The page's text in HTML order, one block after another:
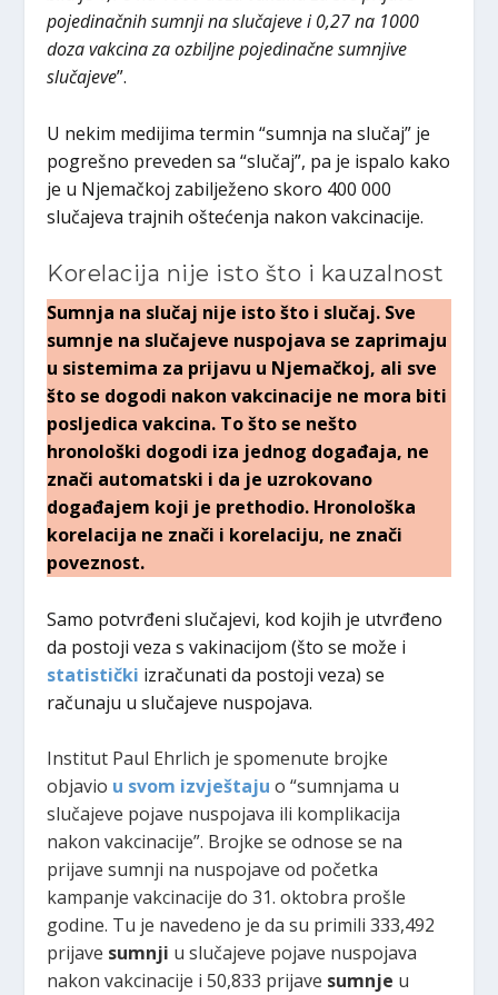
pojedinačnih sumnji na slučajeve i 0,27 na 1000
doza vakcina za ozbiljne pojedinačne sumnjive
slučajeve”.
U nekim medijima termin “sumnja na slučaj” je
pogrešno preveden sa “slučaj”, pa je ispalo kako
je u Njemačkoj zabilježeno skoro 400 000
slučajeva trajnih oštećenja nakon vakcinacije.
Korelacija nije isto što i kauzalnost
Sumnja na slučaj nije isto što i slučaj. Sve
sumnje na slučajeve nuspojava se zaprimaju
u sistemima za prijavu u Njemačkoj, ali sve
što se dogodi nakon vakcinacije ne mora biti
posljedica vakcina. To što se nešto
hronološki dogodi iza jednog događaja, ne
znači automatski i da je uzrokovano
događajem koji je prethodio. Hronološka
korelacija ne znači i korelaciju, ne znači
poveznost.
Samo potvrđeni slučajevi, kod kojih je utvrđeno
da postoji veza s vakinacijom (što se može i
statistički izračunati da postoji veza) se
računaju u slučajeve nuspojava.
Institut Paul Ehrlich je spomenute brojke
objavio u svom izvještaju o “sumnjama u
slučajeve pojave nuspojava ili komplikacija
nakon vakcinacije”. Brojke se odnose se na
prijave sumnji na nuspojave od početka
kampanje vakcinacije do 31. oktobra prošle
godine. Tu je navedeno je da su primili 333,492
prijave sumnji u slučajeve pojave nuspojava
nakon vakcinacije i 50,833 prijave sumnje u